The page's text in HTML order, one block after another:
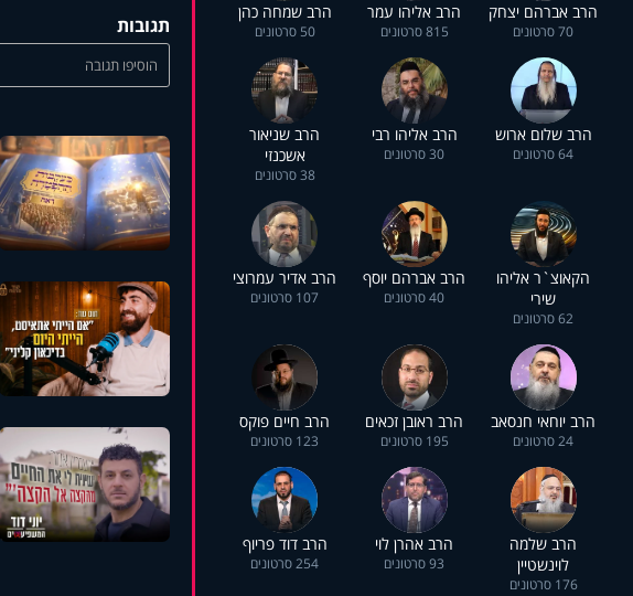
הרב אברהם יצחק
70 סרטונים
הרב אליהו עמר
815 סרטונים
הרב שמחה כהן
50 סרטונים
הרב שלום ארוש
64 סרטונים
הרב אליהו רבי
30 סרטונים
הרב שניאור
אשכנזי
38 סרטונים
הקאוצ`ר אליהו
שירי
62 סרטונים
הרב אברהם יוסף
40 סרטונים
הרב אדיר עמרוצי
107 סרטונים
הרב יוחאי חנסאב
24 סרטונים
הרב ראובן זכאים
195 סרטונים
הרב חיים פוקס
123 סרטונים
הרב שלמה
לוינשטיין
176 סרטונים
הרב אהרן לוי
93 סרטונים
הרב דוד פריוף
254 סרטונים
תגובות
הוסיפו תגובה